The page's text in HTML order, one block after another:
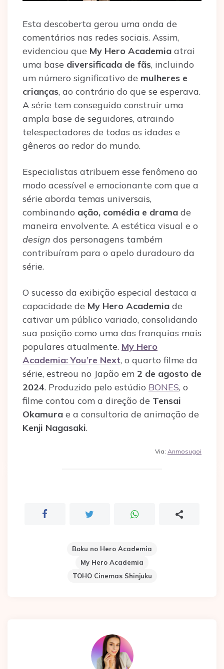
Esta descoberta gerou uma onda de
comentários nas redes sociais. Assim,
evidenciou que My Hero Academia atrai
uma base diversificada de fãs, incluindo
um número significativo de mulheres e
crianças, ao contrário do que se esperava.
A série tem conseguido construir uma
ampla base de seguidores, atraindo
telespectadores de todas as idades e
gêneros ao redor do mundo.
Especialistas atribuem esse fenômeno ao
modo acessível e emocionante com que a
série aborda temas universais,
combinando ação, comédia e drama de
maneira envolvente. A estética visual e o
design dos personagens também
contribuíram para o apelo duradouro da
série.
O sucesso da exibição especial destaca a
capacidade de My Hero Academia de
cativar um público variado, consolidando
sua posição como uma das franquias mais
populares atualmente. My Hero
Academia: You’re Next, o quarto filme da
série, estreou no Japão em 2 de agosto de
2024. Produzido pelo estúdio BONES, o
filme contou com a direção de Tensai
Okamura e a consultoria de animação de
Kenji Nagasaki.
Via: Anmosugoi
Boku no Hero Academia
My Hero Academia
TOHO Cinemas Shinjuku